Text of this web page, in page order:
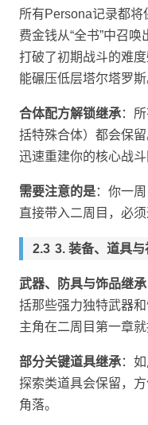
所有Persona记录都
费金钱从“全书”中召
打破了初期战斗的难
能碾压低层塔尔塔罗斯
合体配方解锁继承：
括特殊合体）都会保
迅速重建你的核心战斗
需要注意的是：你一
直接带入二周目，必须
3. 装备、道具与
武器、防具与饰品继承
括那些强力独特武器
主角在二周目第一章
部分关键道具继承：
探索类道具会保留，
角落。